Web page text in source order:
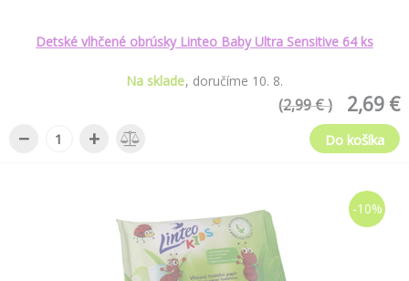
Detské vlhčené obrúsky Linteo Baby Ultra Sensitive 64 ks
Na sklade doručíme 10. 8.
2,69 €
(2,99 € )
− + Do košíka
-10%